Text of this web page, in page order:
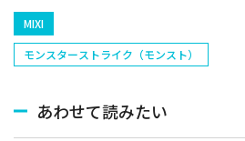
MIXI
モンスターストライク（モンスト）
あわせて読みたい